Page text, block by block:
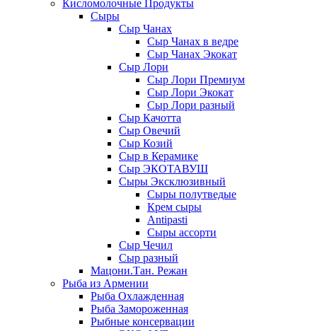
Кисломолочные Продукты
Сыры
Сыр Чанах
Сыр Чанах в ведре
Сыр Чанах Экокат
Сыр Лори
Сыр Лори Премиум
Сыр Лори Экокат
Сыр Лори разный
Сыр Качотта
Сыр Овечий
Сыр Козий
Сыр в Керамике
Сыр ЭКОТАВУШ
Сыры Эксклюзивный
Сыры полутведые
Крем сыры
Antipasti
Сыры ассорти
Сыр Чечил
Сыр разный
Мацони.Тан. Режан
Рыба из Армении
Рыба Охлажденная
Рыба Замороженная
Рыбные консервации